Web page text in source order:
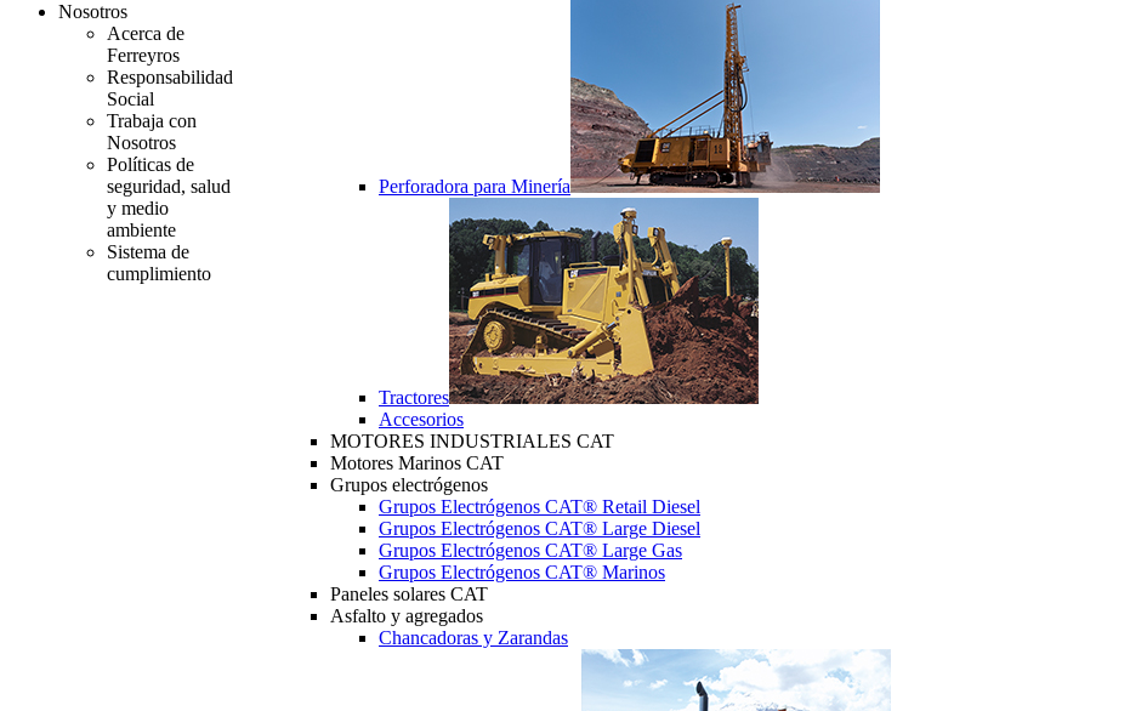
Nosotros
Acerca de
Ferreyros
Responsabilidad
Social
Trabaja con
Nosotros
Políticas de
seguridad, salud
y medio
ambiente
Sistema de
cumplimiento
Perforadora para Minería
Tractores
Accesorios
MOTORES INDUSTRIALES CAT
Motores Marinos CAT
Grupos electrógenos
Grupos Electrógenos CAT® Retail Diesel
Grupos Electrógenos CAT® Large Diesel
Grupos Electrógenos CAT® Large Gas
Grupos Electrógenos CAT® Marinos
Paneles solares CAT
Asfalto y agregados
Chancadoras y Zarandas